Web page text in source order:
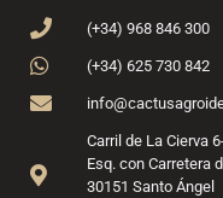
(+34) 968 846 300
(+34) 625 730 842
Carril de La Cierva
Esq. con Carretera
30151 Santo Ángel